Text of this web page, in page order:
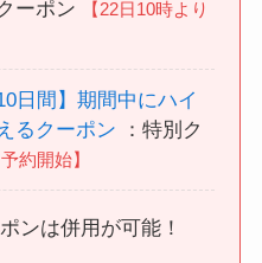
ーポン
【22日10時より
日間】期間中にハイ
るクーポン ：特別ク
約開始】
ンは併用が可能！